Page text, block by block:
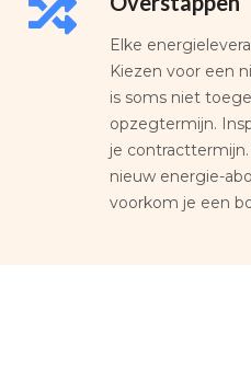
Elke
Kiezen voor een
is soms niet
opzegtermijn.
je
nieuw energie-
voorkom je een